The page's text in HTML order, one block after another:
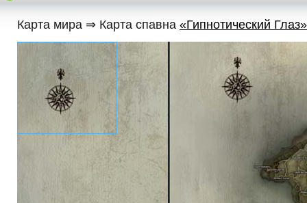
Карта мира ⇒ Карта спавна «Гипнотический Глаз»